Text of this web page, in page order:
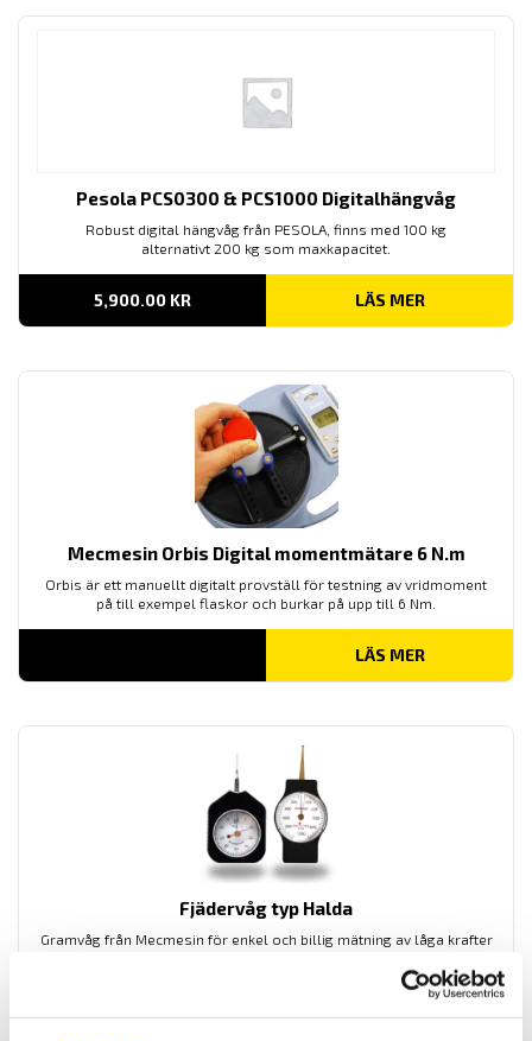
Pesola PCS0300 & PCS1000 Digitalhängvåg
Robust digital hängvåg från PESOLA, finns med 100 kg
alternativt 200 kg som maxkapacitet.
5,900.00 KR LÄS MER
Mecmesin Orbis Digital momentmätare 6 N.m
Orbis är ett manuellt digitalt provställ för testning av vridmoment
på till exempel flaskor och burkar på upp till 6 Nm.
LÄS MER
Fjädervåg typ Halda
Gramvåg från Mecmesin för enkel och billig mätning av låga krafter